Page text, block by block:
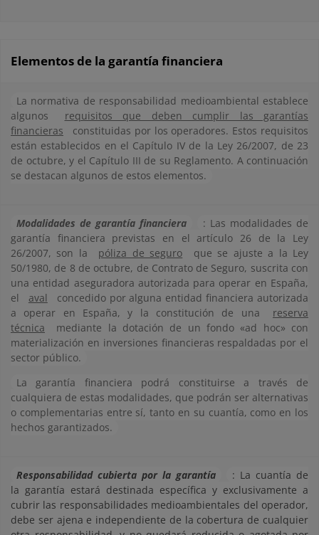
Elementos de la garantía financiera
La normativa de responsabilidad medioambiental establece
algunos
requisitos que deben cumplir las garantías
financieras
constituidas por los operadores. Estos requisitos
están establecidos en el Capítulo IV de la Ley 26/2007, de 23
de octubre, y el Capítulo III de su Reglamento. A continuación
se destacan algunos de estos elementos.
Modalidades de garantía financiera
: Las modalidades de
garantía financiera previstas en el artículo 26 de la Ley
26/2007, son la
póliza de seguro
que se ajuste a la Ley
50/1980, de 8 de octubre, de Contrato de Seguro, suscrita con
una entidad aseguradora autorizada para operar en España,
el
aval
concedido por alguna entidad financiera autorizada
a operar en España, y la constitución de una
reserva
técnica
mediante la dotación de un fondo «ad hoc» con
materialización en inversiones financieras respaldadas por el
sector público.
La garantía financiera podrá constituirse a través de
cualquiera de estas modalidades, que podrán ser alternativas
o complementarias entre sí, tanto en su cuantía, como en los
hechos garantizados.
Responsabilidad cubierta por la garantía
: La cuantía de
la garantía estará destinada específica y exclusivamente a
cubrir las responsabilidades medioambientales del operador,
debe ser ajena e independiente de la cobertura de cualquier